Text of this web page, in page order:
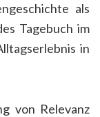
als
Tagebuch im
in
von Relevanz